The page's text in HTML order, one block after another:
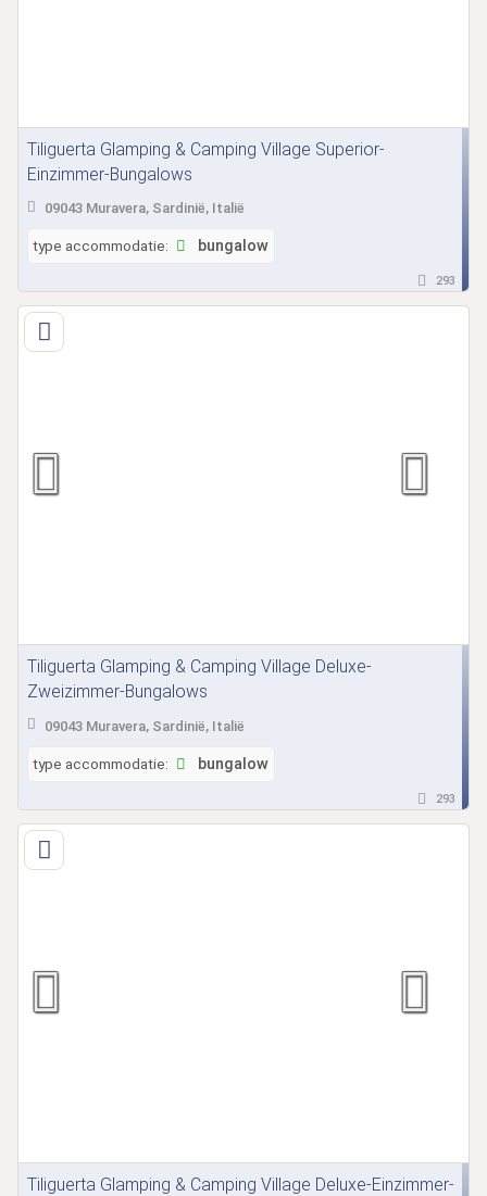
Tiliguerta Glamping & Camping Village Superior-
Einzimmer-Bungalows
09043 Muravera, Sardinië, Italië
type accommodatie: bungalow
293
Tiliguerta Glamping & Camping Village Deluxe-
Zweizimmer-Bungalows
09043 Muravera, Sardinië, Italië
type accommodatie: bungalow
293
Tiliguerta Glamping & Camping Village Deluxe-Einzimmer-